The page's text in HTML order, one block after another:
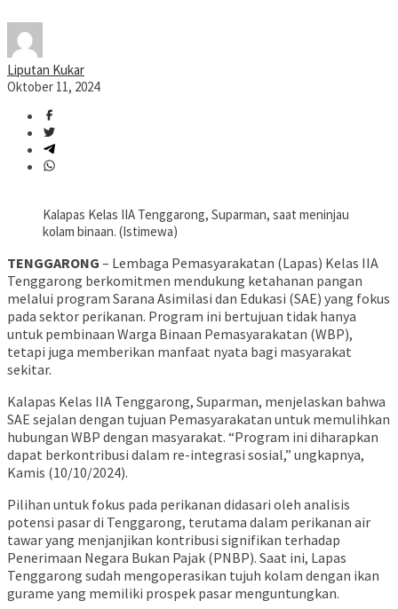
Liputan Kukar
Oktober 11, 2024
Kalapas Kelas IIA Tenggarong, Suparman, saat meninjau
kolam binaan. (Istimewa)
TENGGARONG – Lembaga Pemasyarakatan (Lapas) Kelas IIA
Tenggarong berkomitmen mendukung ketahanan pangan
melalui program Sarana Asimilasi dan Edukasi (SAE) yang fokus
pada sektor perikanan. Program ini bertujuan tidak hanya
untuk pembinaan Warga Binaan Pemasyarakatan (WBP),
tetapi juga memberikan manfaat nyata bagi masyarakat
sekitar.
Kalapas Kelas IIA Tenggarong, Suparman, menjelaskan bahwa
SAE sejalan dengan tujuan Pemasyarakatan untuk memulihkan
hubungan WBP dengan masyarakat. “Program ini diharapkan
dapat berkontribusi dalam re-integrasi sosial,” ungkapnya,
Kamis (10/10/2024).
Pilihan untuk fokus pada perikanan didasari oleh analisis
potensi pasar di Tenggarong, terutama dalam perikanan air
tawar yang menjanjikan kontribusi signifikan terhadap
Penerimaan Negara Bukan Pajak (PNBP). Saat ini, Lapas
Tenggarong sudah mengoperasikan tujuh kolam dengan ikan
gurame yang memiliki prospek pasar menguntungkan.